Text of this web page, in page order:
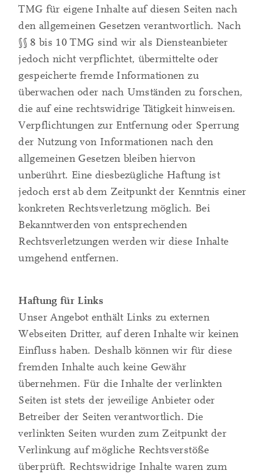
TMG für eigene Inhalte auf diesen Seiten nach
den allgemeinen Gesetzen verantwortlich. Nach
§§ 8 bis 10 TMG sind wir als Diensteanbieter
jedoch nicht verpflichtet, übermittelte oder
gespeicherte fremde Informationen zu
überwachen oder nach Umständen zu forschen,
die auf eine rechtswidrige Tätigkeit hinweisen.
Verpflichtungen zur Entfernung oder Sperrung
der Nutzung von Informationen nach den
allgemeinen Gesetzen bleiben hiervon
unberührt. Eine diesbezügliche Haftung ist
jedoch erst ab dem Zeitpunkt der Kenntnis einer
konkreten Rechtsverletzung möglich. Bei
Bekanntwerden von entsprechenden
Rechtsverletzungen werden wir diese Inhalte
umgehend entfernen.
Haftung für Links
Unser Angebot enthält Links zu externen
Webseiten Dritter, auf deren Inhalte wir keinen
Einfluss haben. Deshalb können wir für diese
fremden Inhalte auch keine Gewähr
übernehmen. Für die Inhalte der verlinkten
Seiten ist stets der jeweilige Anbieter oder
Betreiber der Seiten verantwortlich. Die
verlinkten Seiten wurden zum Zeitpunkt der
Verlinkung auf mögliche Rechtsverstöße
überprüft. Rechtswidrige Inhalte waren zum